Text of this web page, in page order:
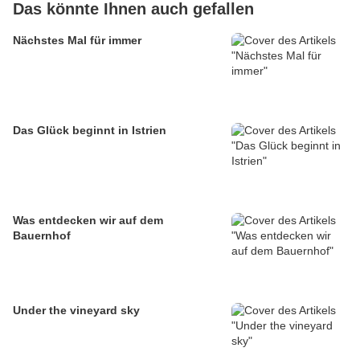
Das könnte Ihnen auch gefallen
Nächstes Mal für immer
Das Glück beginnt in Istrien
Was entdecken wir auf dem
Bauernhof
Under the vineyard sky